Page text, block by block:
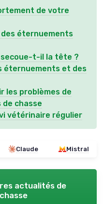
de votre
des éternuements
secoue-t-il la tête ?
éternuements et des
les problèmes de
de chasse
vétérinaire régulier
Claude Mistral
actualités de